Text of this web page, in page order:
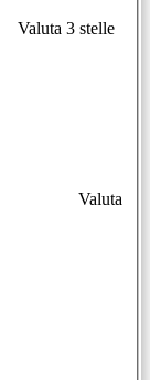
Valuta 3 stelle
Valuta